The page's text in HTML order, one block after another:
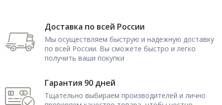
Доставка по всей России
Мы осуществляем быструю и надежную доставку
по всей России. Вы сможете быстро и легко
получить ваши покупки
Гарантия 90 дней
Тщательно выбираем производителей и лично